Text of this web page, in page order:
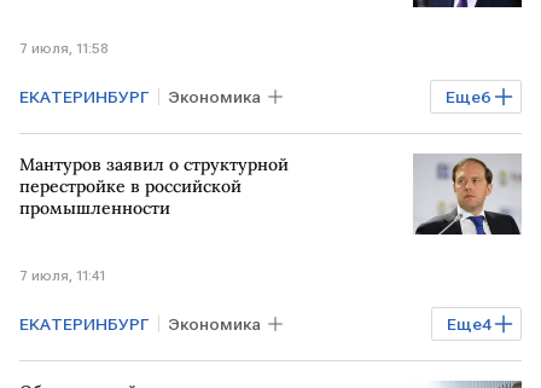
7 июля, 11:58
Еще6
ЕКАТЕРИНБУРГ Экономика
Промышленность Бизнес РФ
Денис Мантуров Минпромторг
Мантуров заявил о структурной
перестройке в российской
промышленности
7 июля, 11:41
Еще4
ЕКАТЕРИНБУРГ Экономика
Промышленность Бизнес РФ